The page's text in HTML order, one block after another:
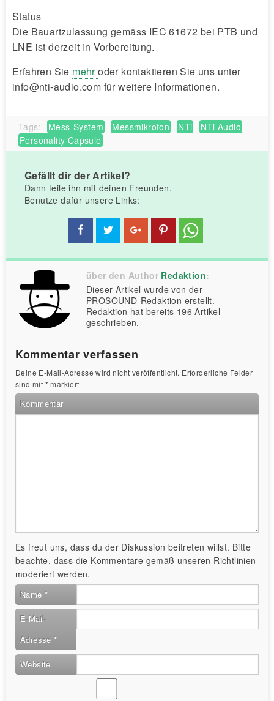
Status
Die Bauartzulassung gemäss IEC 61672 bei PTB und
LNE ist derzeit in Vorbereitung.
Erfahren Sie mehroder kontaktieren Sie uns unter
info@nti-audio.com für weitere Informationen.
Tags: Mess-System Messmikrofon NTi
NTi Audio
Personality Capsule
Gefällt dir der Artikel?
Dann teile ihn mit deinen Freunden.
Benutze dafür unsere Links:
über den Author Redaktion:
Dieser Artikel wurde von der
PROSOUND-Redaktion erstellt.
Redaktion hat bereits 196 Artikel
geschrieben.
Kommentar verfassen
Deine E-Mail-Adresse wird nicht veröffentlicht. Erforderliche Felder
sind mit * markiert
Kommentar
Es freut uns, dass du der Diskussion beitreten willst. Bitte
beachte, dass die Kommentare gemäß unseren Richtlinien
moderiert werden.
Name *
E-Mail-
Adresse*
Website